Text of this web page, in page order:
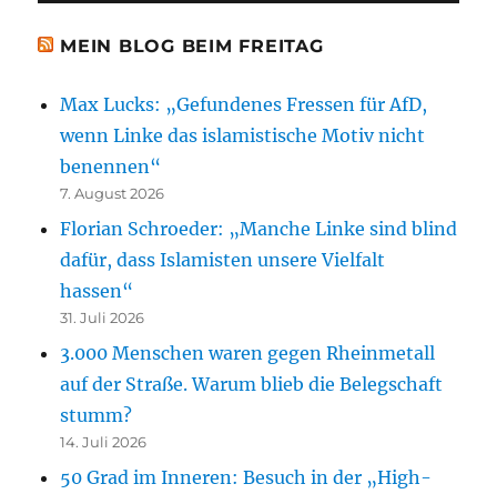
MEIN BLOG BEIM FREITAG
Max Lucks: „Gefundenes Fressen für AfD,
wenn Linke das islamistische Motiv nicht
benennen“
7. August 2026
Florian Schroeder: „Manche Linke sind blind
dafür, dass Islamisten unsere Vielfalt
hassen“
31. Juli 2026
3.000 Menschen waren gegen Rheinmetall
auf der Straße. Warum blieb die Belegschaft
stumm?
14. Juli 2026
50 Grad im Inneren: Besuch in der „High-